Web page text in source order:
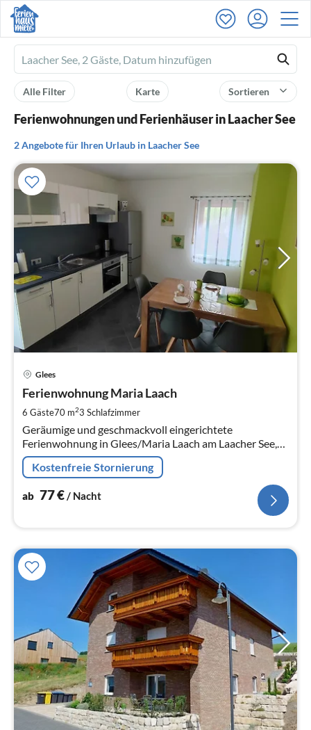
Ferienhausmiete
logo
Sortieren
Karte
Alle Filter
Ferienwohnungen und Ferienhäuser in Laacher See
2 Angebote für Ihren Urlaub in Laacher See
Glees
Ferienwohnung Maria Laach
6 Gäste70 m23 Schlafzimmer
Geräumige und geschmackvoll eingerichtete
Ferienwohnung in Glees/Maria Laach am Laacher See,
bis 70 m² gross und für 2 bis 6 Personen geeignet.
Kostenfreie Stornierung
ab 77€/ Nacht